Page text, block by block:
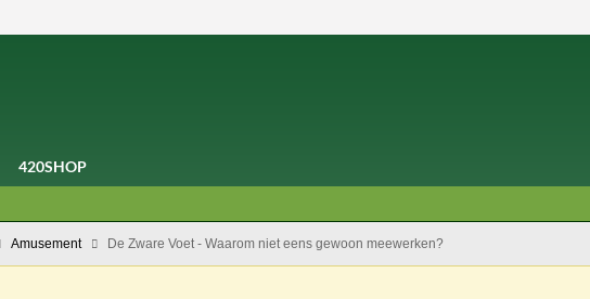
420SHOP
Amusement De Zware Voet - Waarom niet eens gewoon meewerken?